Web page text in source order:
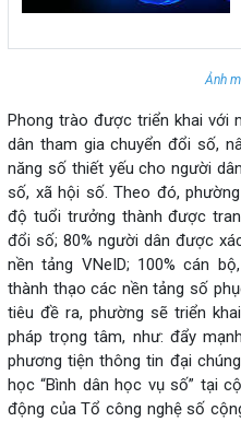
Ảnh
Phong trào được triển khai với
dân tham gia chuyển đổi số,
năng số thiết yếu cho người
số, xã hội số. Theo đó,
độ tuổi trưởng thành được
đổi số; 80% người dân được
nền tảng VNeID; 100% cán
thành thạo các nền tảng số
tiêu đề ra, phường sẽ triển
pháp trọng tâm, như: đẩy
phương tiện thông tin đại
học “Bình dân học vụ số” tại
động của Tổ công nghệ số